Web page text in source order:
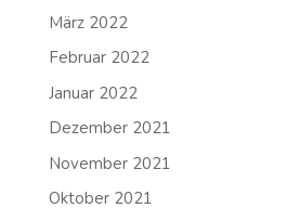
März 2022
Februar 2022
Januar 2022
Dezember 2021
November 2021
Oktober 2021